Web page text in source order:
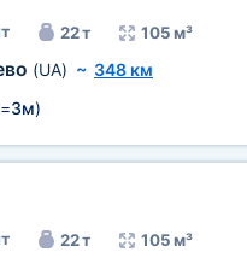
22 т 105 м³
(UA) ~ 348 км
3м)
22 т 105 м³